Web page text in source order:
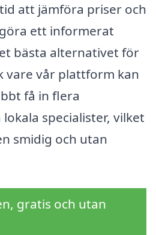
att jämföra priser och
ett informerat
bästa alternativet för
vare vår plattform kan
få in flera
specialister, vilket
smidig och utan
gratis och utan